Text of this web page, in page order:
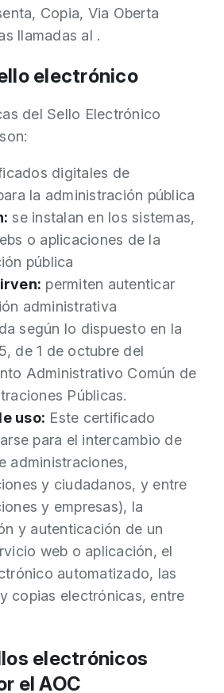
Copia, Via Oberta
llamadas al .
electrónico
del Sello Electrónico
son:
digitales de
la administración pública
se instalan en los sistemas,
o aplicaciones de la
pública
permiten autenticar
administrativa
según lo dispuesto en la
de 1 de octubre del
Administrativo Común de
Públicas.
uso: Este certificado
para el intercambio de
administraciones,
y ciudadanos, y entre
y empresas), la
y autenticación de un
web o aplicación, el
automatizado, las
copias electrónicas, entre
electrónicos
el AOC